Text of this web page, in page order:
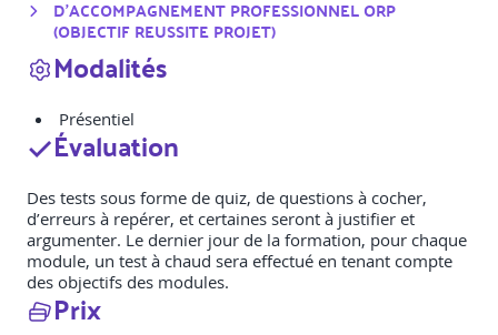
D'ACCOMPAGNEMENT PROFESSIONNEL ORP
(OBJECTIF REUSSITE PROJET)
Modalités
Présentiel
Évaluation
Des tests sous forme de quiz, de questions à cocher,
d’erreurs à repérer, et certaines seront à justifier et
argumenter. Le dernier jour de la formation, pour chaque
module, un test à chaud sera effectué en tenant compte
des objectifs des modules.
Prix